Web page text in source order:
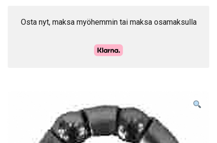
Osta nyt, maksa myöhemmin tai maksa osamaksulla